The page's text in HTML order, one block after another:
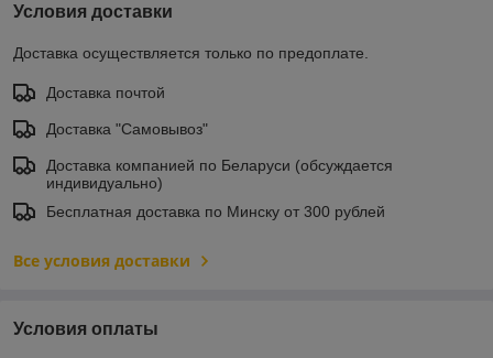
Условия доставки
Доставка осуществляется только по предоплате.
Доставка почтой
Доставка "Самовывоз"
Доставка компанией по Беларуси (обсуждается
индивидуально)
Бесплатная доставка по Минску от 300 рублей
Все условия доставки
Условия оплаты